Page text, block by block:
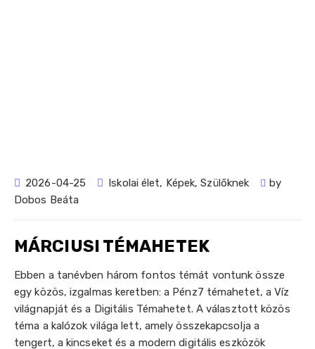
2026-04-25 Iskolai élet, Képek,Szülőknek
by
Dobos Beáta
MÁRCIUSI TÉMAHETEK
Ebben a tanévben három fontos témát vontunk össze
egy közös, izgalmas keretben: a Pénz7 témahetet, a Víz
világnapját és a Digitális Témahetet. A választott közös
téma a kalózok világa lett, amely összekapcsolja a
tengert, a kincseket és a modern digitális eszközök